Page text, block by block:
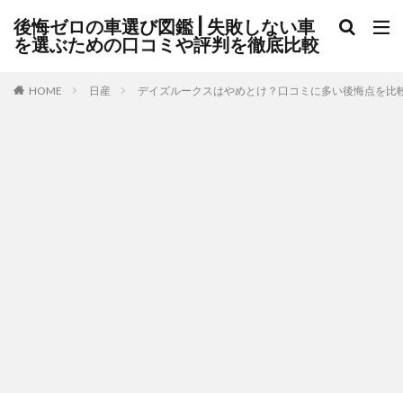
後悔ゼロの車選び図鑑 | 失敗しない車
を選ぶための口コミや評判を徹底比較
HOME 日産 デイズルークスはやめとけ？口コミに多い後悔点を比